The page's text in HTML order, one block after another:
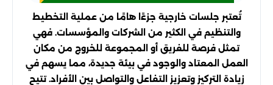
تُعتبر جلسات خارجية جزءًا هامًا من عملية التخطيط
والتنظيم في الكثير من الشركات والمؤسسات. فهي
تمثل فرصة للفريق أو المجموعة للخروج من مكان
العمل المعتاد والوجود في بيئة جديدة، مما يسهم في
زيادة التركيز وتعزيز التفاعل والتواصل بين الأفراد. تتيح